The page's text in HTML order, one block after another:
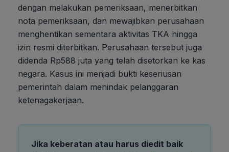
dengan melakukan pemeriksaan, menerbitkan
nota pemeriksaan, dan mewajibkan perusahaan
menghentikan sementara aktivitas TKA hingga
izin resmi diterbitkan. Perusahaan tersebut juga
didenda Rp588 juta yang telah disetorkan ke kas
negara. Kasus ini menjadi bukti keseriusan
pemerintah dalam menindak pelanggaran
ketenagakerjaan.
Jika keberatan atau harus diedit baik